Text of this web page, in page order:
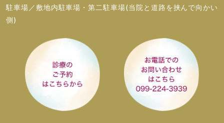
駐車場／敷地内駐車場・第二駐車場(当院と道路を挟んで向かい
側)